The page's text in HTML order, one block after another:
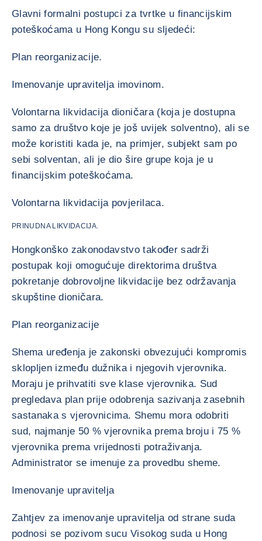
Glavni formalni postupci za tvrtke u financijskim
poteškoćama u Hong Kongu su sljedeći:
Plan reorganizacije.
Imenovanje upravitelja imovinom.
Volontarna likvidacija dioničara (koja je dostupna
samo za društvo koje je još uvijek solventno), ali se
može koristiti kada je, na primjer, subjekt sam po
sebi solventan, ali je dio šire grupe koja je u
financijskim poteškoćama.
Volontarna likvidacija povjerilaca.
PRINUDNA LIKVIDACIJA.
Hongkonško zakonodavstvo također sadrži
postupak koji omogućuje direktorima društva
pokretanje dobrovoljne likvidacije bez održavanja
skupštine dioničara.
Plan reorganizacije
Shema uređenja je zakonski obvezujući kompromis
sklopljen između dužnika i njegovih vjerovnika.
Moraju je prihvatiti sve klase vjerovnika. Sud
pregledava plan prije odobrenja sazivanja zasebnih
sastanaka s vjerovnicima. Shemu mora odobriti
sud, najmanje 50 % vjerovnika prema broju i 75 %
vjerovnika prema vrijednosti potraživanja.
Administrator se imenuje za provedbu sheme.
Imenovanje upravitelja
Zahtjev za imenovanje upravitelja od strane suda
podnosi se pozivom sucu Visokog suda u Hong